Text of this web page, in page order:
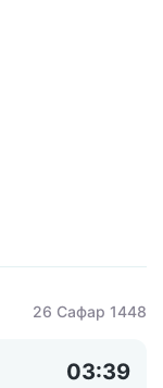
26 Сафар 1448
03:39